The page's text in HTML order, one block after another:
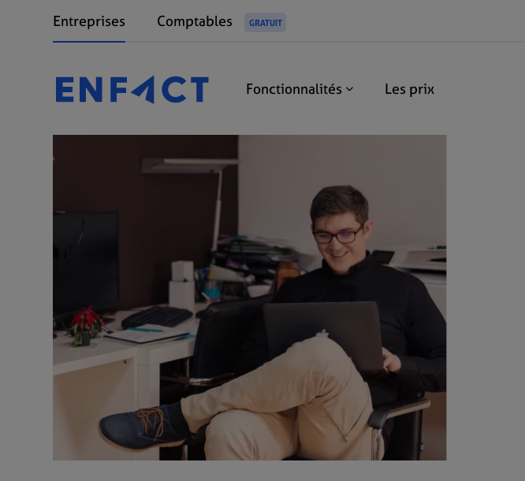
Entreprises Comptables GRATUIT
Fonctionnalités Les prix